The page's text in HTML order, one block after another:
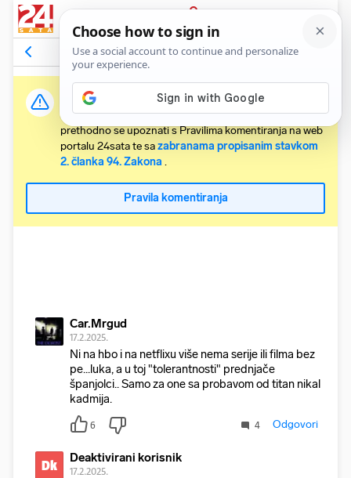
PRIJAVA
Komentari12 Relevantni
Važna obavijest:
Svaki korisnik koji želi komentirati članke obvezan je
prethodno se upoznati s Pravilima komentiranja na web
portalu 24sata te sazabranama propisanim stavkom
2. članka 94. Zakona .
Pravila komentiranja
Car.Mrgud
17.2.2025.
Ni na hbo i na netflixu više nema serije ili filma bez
pe...luka, a u toj "tolerantnosti" prednjače
španjolci.. Samo za one sa probavom od titan nikal
kadmija.
6 4 Odgovori
Dk Deaktivirani korisnik
17.2.2025.